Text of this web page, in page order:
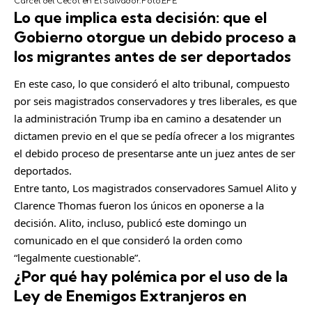
Lo que implica esta decisión: que el
Gobierno otorgue un debido proceso a
los migrantes antes de ser deportados
En este caso, lo que consideró el alto tribunal, compuesto
por seis magistrados conservadores y tres liberales, es que
la administración Trump iba en camino a desatender un
dictamen previo en el que se pedía ofrecer a los migrantes
el debido proceso de presentarse ante un juez antes de ser
deportados.
Entre tanto, Los magistrados conservadores Samuel Alito y
Clarence Thomas fueron los únicos en oponerse a la
decisión. Alito, incluso, publicó este domingo un
comunicado en el que consideró la orden como
“legalmente cuestionable”.
¿Por qué hay polémica por el uso de la
Ley de Enemigos Extranjeros en